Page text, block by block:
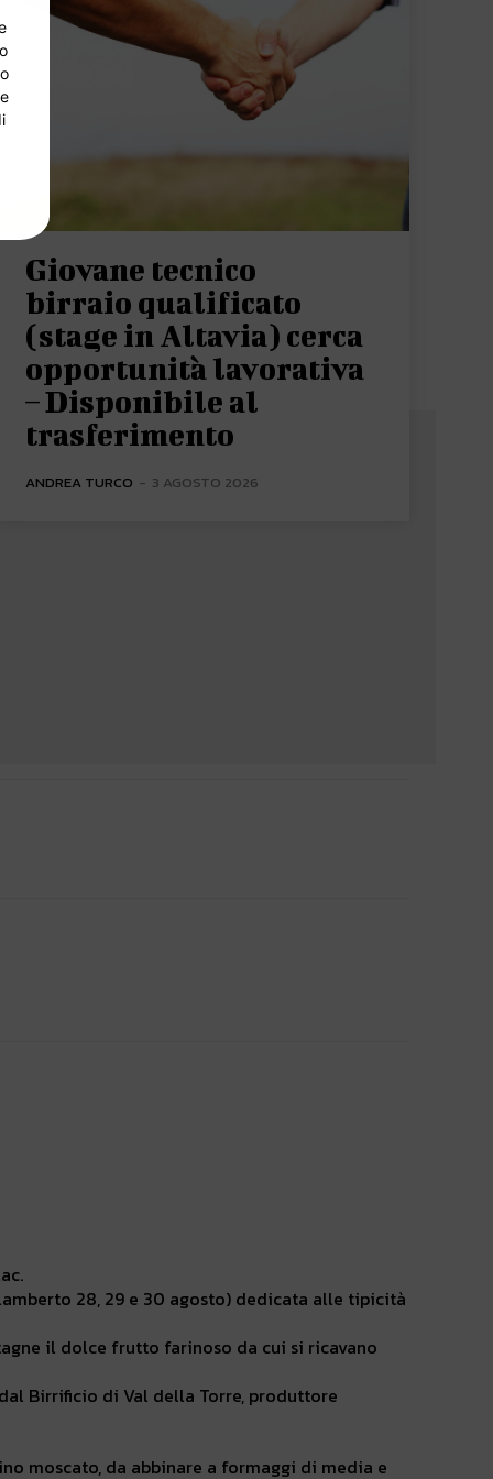
Giovane tecnico
birraio qualificato
(stage in Altavia) cerca
opportunità lavorativa
– Disponibile al
trasferimento
ANDREA TURCO - 3 AGOSTO 2026
28, 29 e 30 agosto) dedicata alle tipicità
il dolce frutto farinoso da cui si ricavano
Birrificio di Val della Torre, produttore
moscato, da abbinare a formaggi di media e